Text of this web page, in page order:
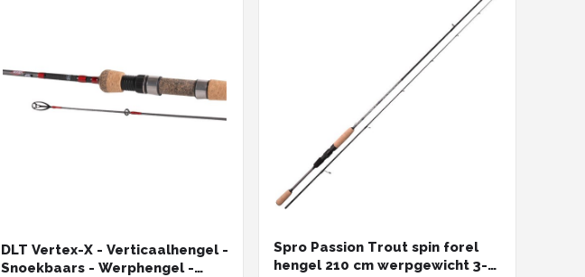
DLT Vertex-X - Verticaalhengel -
Snoekbaars - Werphengel -
Spro Passion Trout spin forel
hengel 210 cm werpgewicht 3-